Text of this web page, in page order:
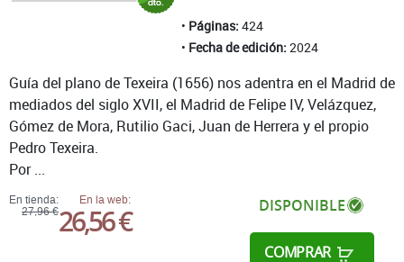
Páginas: 424
Fecha de edición: 2024
En tienda:
27,96 €
En la web:
26,56 € DISPONIBLE
COMPRAR
Guía del plano de Texeira (1656) nos adentra en el Madrid de
mediados del siglo XVII, el Madrid de Felipe IV, Velázquez,
Gómez de Mora, Rutilio Gaci, Juan de Herrera y el propio
Pedro Texeira.
Por ...